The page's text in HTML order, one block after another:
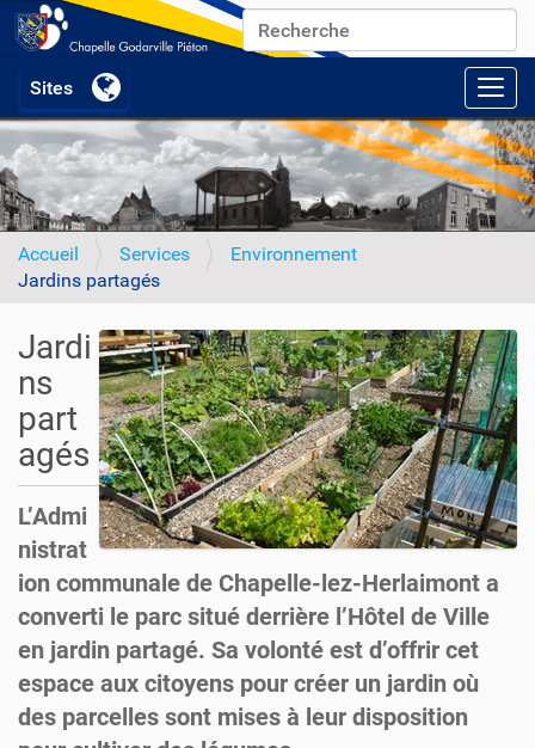
Chercher par
Recherche avancée…
Accueil Services
Environnement
Jardins partagés
Jardi
ns
part
agés
L’Admi
nistrat
ion communale de Chapelle-lez-Herlaimont a
converti le parc situé derrière l’Hôtel de Ville
en jardin partagé. Sa volonté est d’offrir cet
espace aux citoyens pour créer un jardin où
des parcelles sont mises à leur disposition